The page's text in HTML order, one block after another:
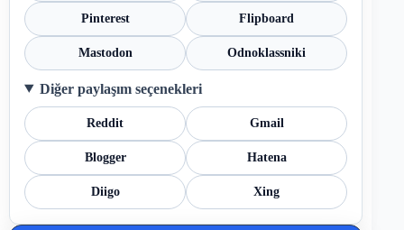
Pinterest Flipboard
Mastodon Odnoklassniki
Diğer paylaşım seçenekleri
Reddit Gmail
Blogger Hatena
Diigo Xing